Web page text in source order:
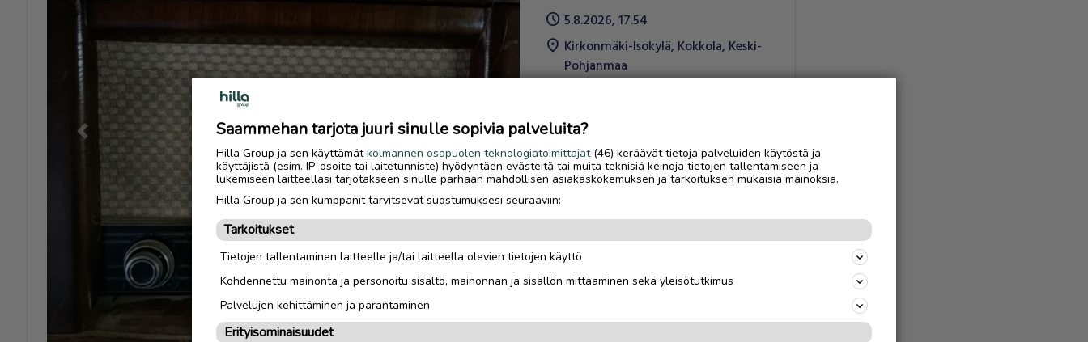
Previous Next
schedule 5.8.2026, 17.54
location_on Kirkonmäki-Isokylä, Kokkola, Keski-
Pohjanmaa
Jaa kohde:
Ilmoittaja:
ilmoitukset(9)
Saammehan tarjota juuri sinulle sopivia palveluita?
Hilla Group ja sen käyttämätkolmannen osapuolen teknologiatoimittajat(46) keräävät tietoja palveluiden käytöstä ja
käyttäjistä (esim. IP-osoite tai laitetunniste) hyödyntäen evästeitä tai muita teknisiä keinoja tietojen tallentamiseen ja
lukemiseen laitteellasi tarjotakseen sinulle parhaan mahdollisen asiakaskokemuksen ja tarkoituksen mukaisia mainoksia.
Hilla Group ja sen kumppanit tarvitsevat suostumuksesi seuraaviin:
Tarkoitukset
Tietojen tallentaminen laitteelle ja/tai laitteella olevien tietojen käyttö
Kohdennettu mainonta ja personoitu sisältö, mainonnan ja sisällön mittaaminen sekä yleisötutkimus
Palvelujen kehittäminen ja parantaminen
Erityisominaisuudet